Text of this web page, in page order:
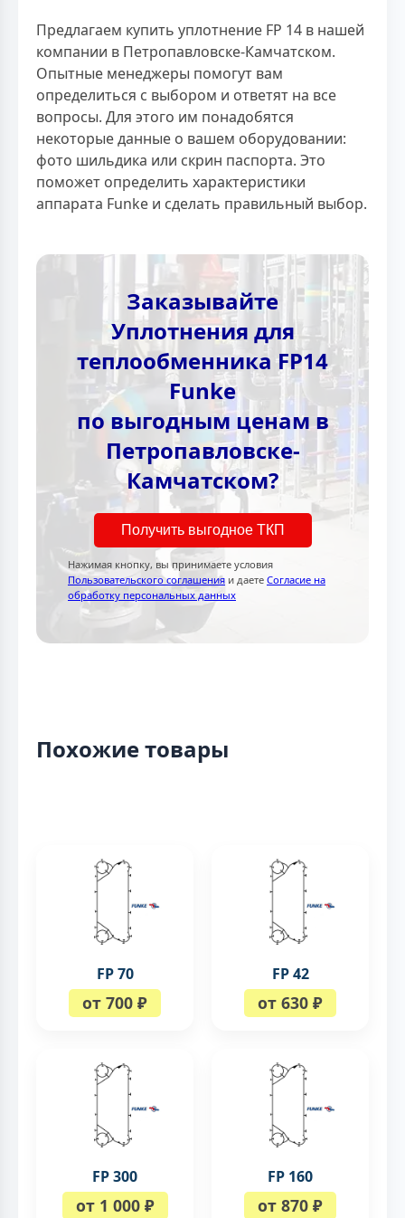
Предлагаем купить уплотнение FP 14 в нашей
компании в Петропавловске-Камчатском.
Опытные менеджеры помогут вам
определиться с выбором и ответят на все
вопросы. Для этого им понадобятся
некоторые данные о вашем оборудовании:
фото шильдика или скрин паспорта. Это
поможет определить характеристики
аппарата Funke и сделать правильный выбор.
Заказывайте
Уплотнения для
теплообменника FP14
Funke
по выгодным ценам в
Петропавловске-
Камчатском?
Получить выгодное ТКП
Нажимая кнопку, вы принимаете условия
Пользовательского соглашения и даете Согласие на
обработку персональных данных
Похожие товары
FP 70
от 700 ₽
FP 42
от 630 ₽
FP 300
от 1 000 ₽
FP 160
от 870 ₽